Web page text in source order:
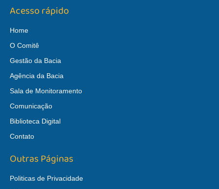
Acesso rápido
Home
O Comitê
Gestão da Bacia
Agência da Bacia
Sala de Monitoramento
Comunicação
Biblioteca Digital
Contato
Outras Páginas
Politicas de Privacidade